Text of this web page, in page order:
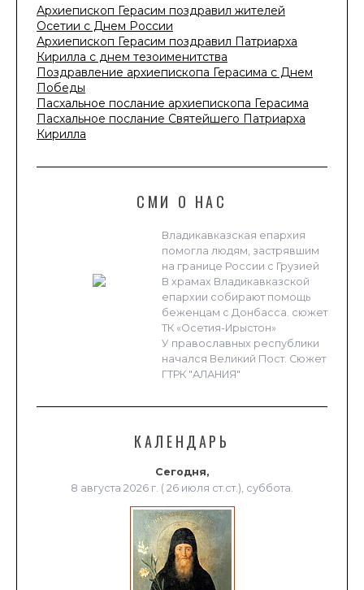
Архиепископ Герасим поздравил жителей
Осетии с Днем России
Архиепископ Герасим поздравил Патриарха
Кирилла с днем тезоименитства
Поздравление архиепископа Герасима с Днем
Победы
Пасхальное послание архиепископа Герасима
Пасхальное послание Святейшего Патриарха
Кирилла
СМИ О НАС
Владикавказская епархия
помогла людям, застрявшим
на границе России с Грузией
В храмах Владикавказской
епархии собирают помощь
беженцам с Донбасса. сюжет
ТК «Осетия-Ирыстон»
У православных республики
начался Великий Пост. Сюжет
ГТРК "АЛАНИЯ"
КАЛЕНДАРЬ
Сегодня,
8 августа 2026 г. ( 26 июля ст.ст.), суббота.